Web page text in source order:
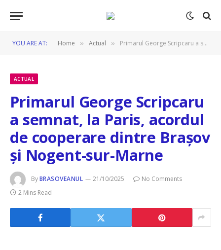
YOU ARE AT: Home » Actual » Primarul George Scripcaru a semnat, la Paris, acordul de cooperare dintre Brașov și Nogent-sur-Marne
ACTUAL
Primarul George Scripcaru
a semnat, la Paris, acordul
de cooperare dintre Brașov
și Nogent-sur-Marne
ByBRASOVEANUL 21/10/2025
No Comments
2 Mins Read